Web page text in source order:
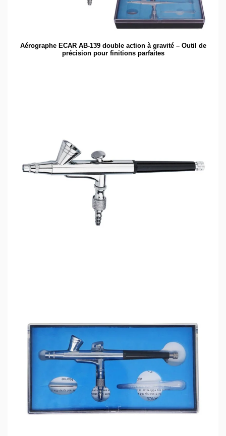
Aérographe ECAR AB-139 double action à gravité – Outil de
précision pour finitions parfaites